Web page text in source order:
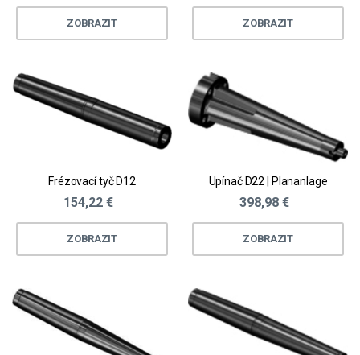
ZOBRAZIT ZOBRAZIT
Frézovací tyč D12
154,22 €
ZOBRAZIT
Upínač D22 | Plananlage
398,98 €
ZOBRAZIT